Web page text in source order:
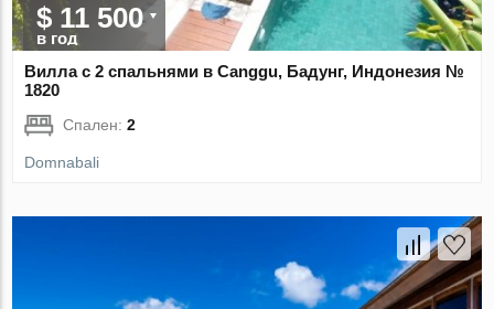
$ 11 500
в год
Вилла с 2 спальнями в Canggu, Бадунг, Индонезия №
1820
Спален:2
Domnabali